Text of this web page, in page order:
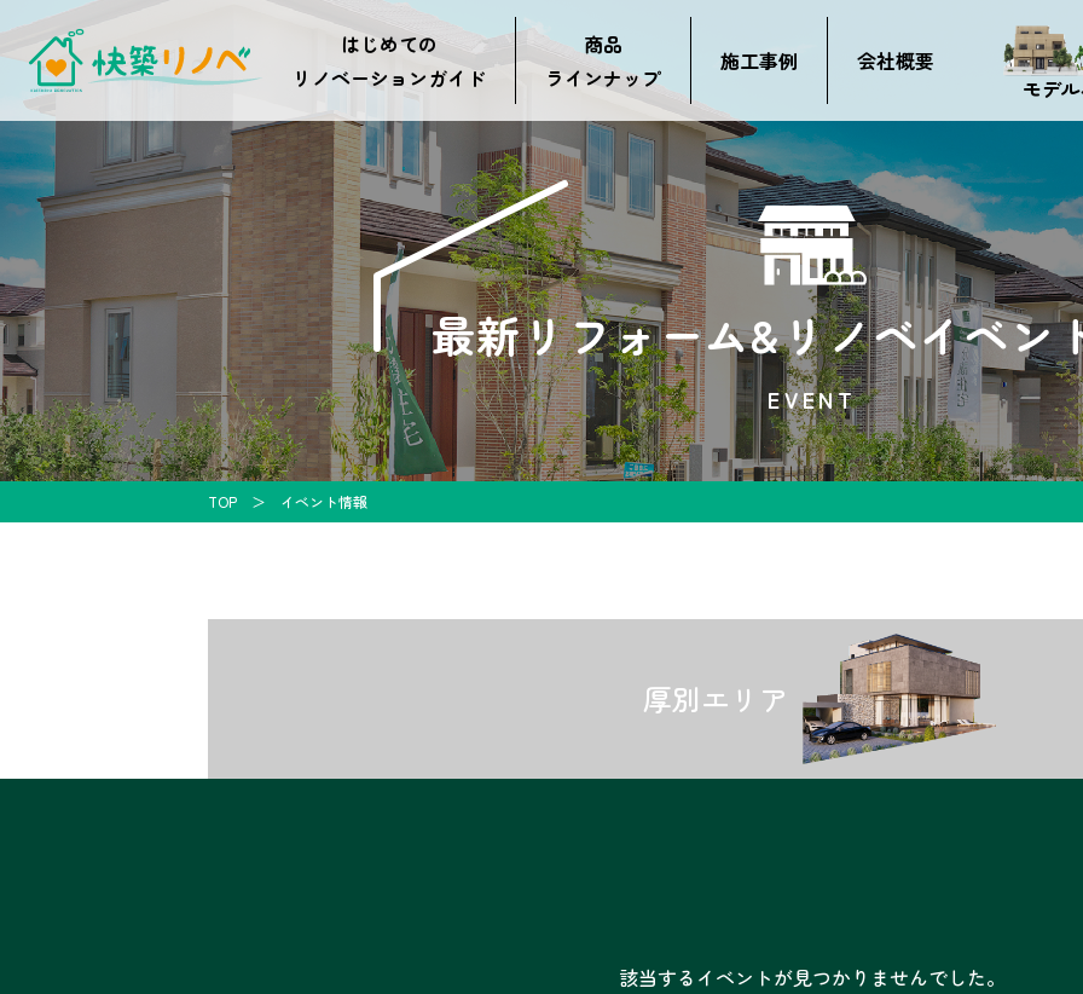
はじめての
リノベーションガイド
商品
ラインナップ
施工事例
会社概要
モデ
最新リフォーム&リノベイベン
EVENT
TOP イベント情報
厚別エリア
該当するイベントが見つかりませんでした。